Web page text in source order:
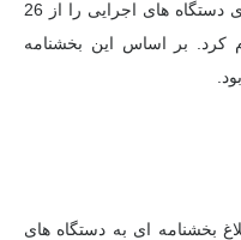
سازمان اداری و استخدامی ساعت کاری دستگاه های اجرایی را از 26
ماه اعلام کرد. بر اساس این بخشنامه
بخشنامه ای به دستگاه های